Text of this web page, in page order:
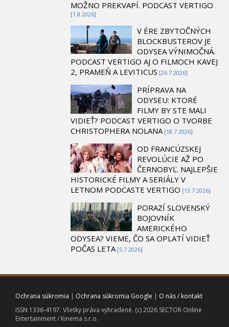
MOŽNO PREKVAPÍ. PODCAST VERTIGO
[1.8 2026]
V ÉRE ZBYTOČNÝCH
BLOCKBUSTEROV JE
ODYSEA VÝNIMOČNÁ.
PODCAST VERTIGO AJ O FILMOCH KAVEJ
2, PRAMEŇ A LEVITICUS [26.7 2026]
PRÍPRAVA NA
ODYSEU: KTORÉ
FILMY BY STE MALI
VIDIEŤ? PODCAST VERTIGO O TVORBE
CHRISTOPHERA NOLANA [18.7 2026]
OD FRANCÚZSKEJ
REVOLÚCIE AŽ PO
ČERNOBYĽ. NAJLEPŠIE
HISTORICKÉ FILMY A SERIÁLY V
LETNOM PODCASTE VERTIGO [13.7 2026]
PORAZÍ SLOVENSKÝ
BOJOVNÍK
AMERICKÉHO
ODYSEA? VIEME, ČO SA OPLATÍ VIDIEŤ
POČAS LETA [5.7 2026]
Ochrana súkromia | Ochrana súkromia Google | O nás / kontakt
ISSN 1336-4197. Všetky práva vyhradené. (c) 2026 SECTOR Online
Entertainment / Kinema s.r.o.